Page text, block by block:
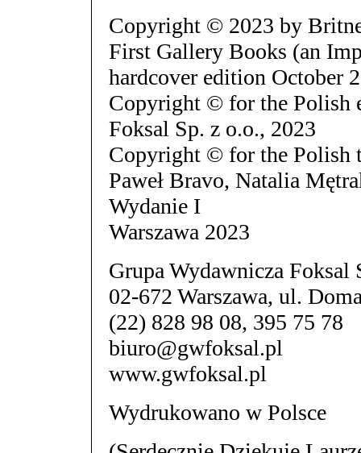
Copyright © 2023 by
First Gallery Books (an
hardcover edition October
Copyright © for the Polish
Foksal Sp. z o.o., 2023
Copyright © for the Polish
Paweł Bravo, Natalia
Wydanie I
Warszawa 2023
Grupa Wydawnicza Foksal
02-672 Warszawa, ul.
(22) 828 98 08, 395 75 78
biuro@gwfoksal.pl
www.gwfoksal.pl
Wydrukowano w Polsce